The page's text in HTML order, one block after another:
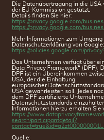
Die Datenübertragung in die
der EU-Kommission gestützt.
Details finden Sie hier:
https://privacy.google.com/
https://privacy.google.com/
Mehr Informationen zum
Datenschutzerklärung von Google:
https://policies.google.com/
Das Unternehmen verfügt über
Data Privacy Framework“ (DPF).
DPF ist ein Übereinkommen
USA, der die Einhaltung
europäischer
USA gewährleisten soll. Jedes
dem DPF zertifizierte
Datenschutzstandards
Informationen hierzu erhalten
https://
search/participantdetail?
Quelle: